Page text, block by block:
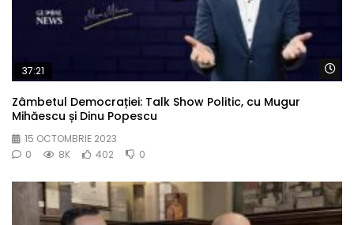
37:21
Zâmbetul Democrației: Talk Show Politic, cu Mugur
Mihăescu și Dinu Popescu
15 OCTOMBRIE 2023
0
8K 402 0